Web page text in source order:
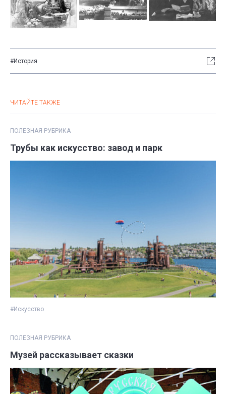
#История
ЧИТАЙТЕ ТАКЖЕ
ПОЛЕЗНАЯ РУБРИКА
Трубы как искусство: завод и парк
#Искусство
ПОЛЕЗНАЯ РУБРИКА
Музей рассказывает сказки